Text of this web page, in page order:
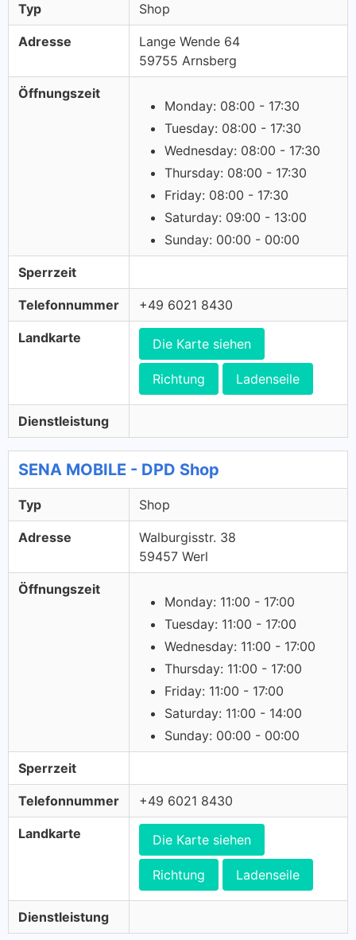
Typ Shop
Adresse
Lange Wende 64
59755 Arnsberg
Öffnungszeit
Monday: 08:00 - 17:30
Tuesday: 08:00 - 17:30
Wednesday: 08:00 - 17:30
Thursday: 08:00 - 17:30
Friday: 08:00 - 17:30
Saturday: 09:00 - 13:00
Sunday: 00:00 - 00:00
Sperrzeit
Telefonnummer +49 6021 8430
Landkarte Die Karte siehen
Richtung Ladenseile
Dienstleistung
SENA MOBILE - DPD Shop
Typ Shop
Adresse
Walburgisstr. 38
59457 Werl
Öffnungszeit
Monday: 11:00 - 17:00
Tuesday: 11:00 - 17:00
Wednesday: 11:00 - 17:00
Thursday: 11:00 - 17:00
Friday: 11:00 - 17:00
Saturday: 11:00 - 14:00
Sunday: 00:00 - 00:00
Sperrzeit
Telefonnummer +49 6021 8430
Landkarte Die Karte siehen
Richtung Ladenseile
Dienstleistung